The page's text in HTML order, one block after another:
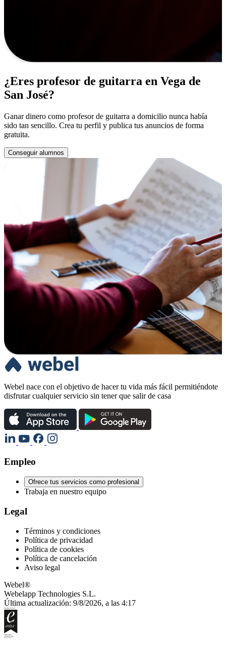
¿Eres profesor de guitarra en Vega de
San José?
Ganar dinero como profesor de guitarra a domicilio nunca había
sido tan sencillo. Crea tu perfil y publica tus anuncios de forma
gratuita.
Conseguir alumnos
Webel nace con el objetivo de hacer tu vida más fácil permitiéndote
disfrutar cualquier servicio sin tener que salir de casa
Empleo
Ofrece tus servicios como profesional
Trabaja en nuestro equipo
Legal
Términos y condiciones
Política de privacidad
Política de cookies
Política de cancelación
Aviso legal
Webel®
Webelapp Technologies S.L.
Última actualización: 9/8/2026, a las 4:17